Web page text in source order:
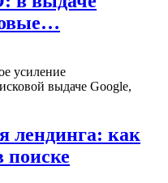
усиление
выдаче Google,
лендинга: как
поиске